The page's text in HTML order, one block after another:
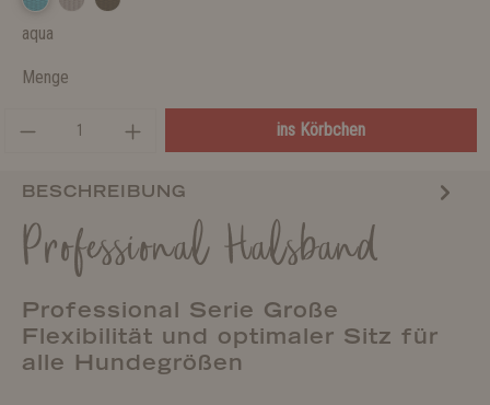
aqua
Menge
ins Körbchen
BESCHREIBUNG
Professional Halsband
Professional Serie Große
Flexibilität und optimaler Sitz für
alle Hundegrößen